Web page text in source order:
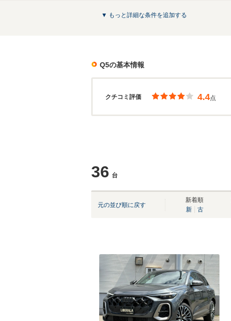
▼ もっと詳細な条件を追加する
Q5の基本情報
クチコミ評価 4.4点
36 台
元の並び順に戻す
新着順
新
古